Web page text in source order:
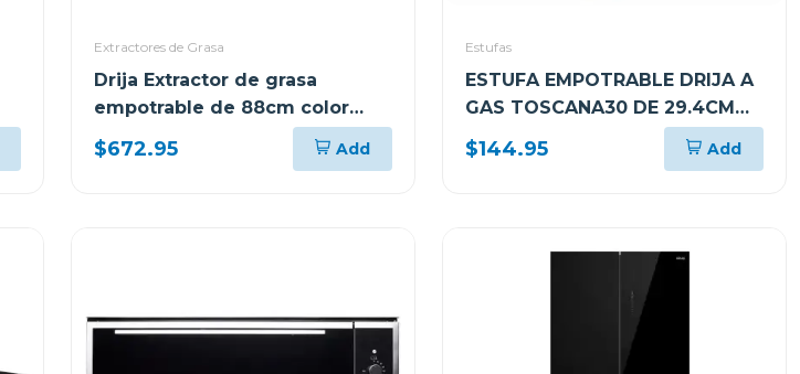
Extractores de Grasa
Drija Extractor de grasa
empotrable de 88cm color
acero
$672.95 Add
Estufas
ESTUFA EMPOTRABLE DRIJA A
GAS TOSCANA30 DE 29.4CM
CON 2 QUEMADORES
$144.95 Add